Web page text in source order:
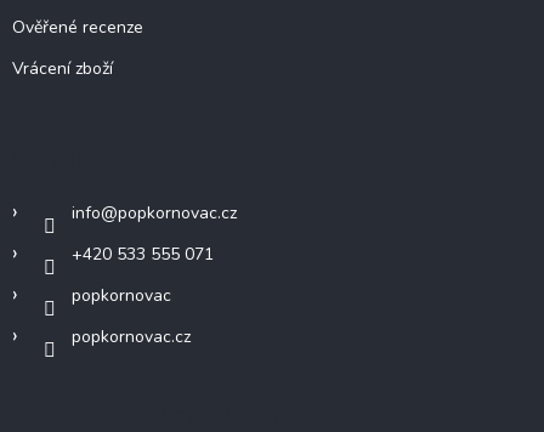
Ověřené recenze
Vrácení zboží
info@popkornovac.cz
+420 533 555 071
popkornovac
popkornovac.cz